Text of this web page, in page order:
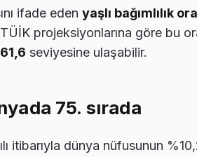
ifade eden yaşlı bağımlılık
projeksiyonlarına göre bu
seviyesine ulaşabilir.
75. sırada
dünya nüfusunun